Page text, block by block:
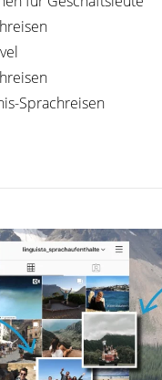
Sprachreisen